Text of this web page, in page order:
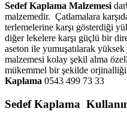
Sedef Kaplama Malzemesi
malzemedir. Çatlamalara
terlemelerine karşı gösterdiği
diğer lekelere karşı güçlü bir
aseton ile yumuşatılarak
malzemesi kolay şekil alma
mükemmel bir şekilde
Kaplama 0543 499 73 33
Sedef Kaplama